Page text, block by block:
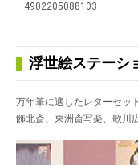
4902205088103
浮世絵ステーシ
万年筆に適したレターセッ
飾北斎、東洲斎写楽、歌川